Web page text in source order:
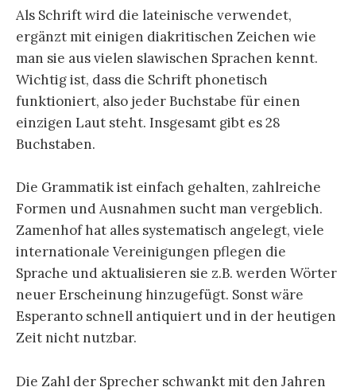
Als Schrift wird die lateinische verwendet,
ergänzt mit einigen diakritischen Zeichen wie
man sie aus vielen slawischen Sprachen kennt.
Wichtig ist, dass die Schrift phonetisch
funktioniert, also jeder Buchstabe für einen
einzigen Laut steht. Insgesamt gibt es 28
Buchstaben.
Die Grammatik ist einfach gehalten, zahlreiche
Formen und Ausnahmen sucht man vergeblich.
Zamenhof hat alles systematisch angelegt, viele
internationale Vereinigungen pflegen die
Sprache und aktualisieren sie z.B. werden Wörter
neuer Erscheinung hinzugefügt. Sonst wäre
Esperanto schnell antiquiert und in der heutigen
Zeit nicht nutzbar.
Die Zahl der Sprecher schwankt mit den Jahren